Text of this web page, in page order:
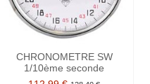
CHRONOMETRE SW
1/10ème seconde